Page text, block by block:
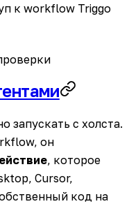
к workflow Triggo
запускать с холста.
он
, которое
Cursor,
код на